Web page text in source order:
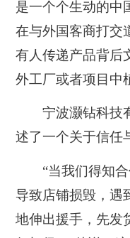
是一个个生动的中
在与外国客商打交
有人传递产品背后
外工厂或者项目
宁波灏钻科技有
述了一个关于信任
“当我们得知合
导致店铺损毁，遇
地伸出援手，先发